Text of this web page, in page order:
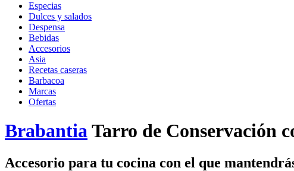
Especias
Dulces y salados
Despensa
Bebidas
Accesorios
Asia
Recetas caseras
Barbacoa
Marcas
Ofertas
BrabantiaTarro de Conservación
Accesorio para tu cocina con el que